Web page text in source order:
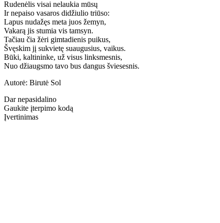
Rudenėlis visai nelaukia mūsų
Ir nepaiso vasaros didžiulio triūso:
Lapus nudažęs meta juos žemyn,
Vakarą jis stumia vis tamsyn.
Tačiau čia žėri gimtadienis puikus,
Švęskim jį sukvietę suaugusius, vaikus.
Būki, kaltininke, už visus linksmesnis,
Nuo džiaugsmo tavo bus dangus šviesesnis.
Autorė: Birutė Sol
Dar nepasidalino
Gaukite įterpimo kodą
Įvertinimas